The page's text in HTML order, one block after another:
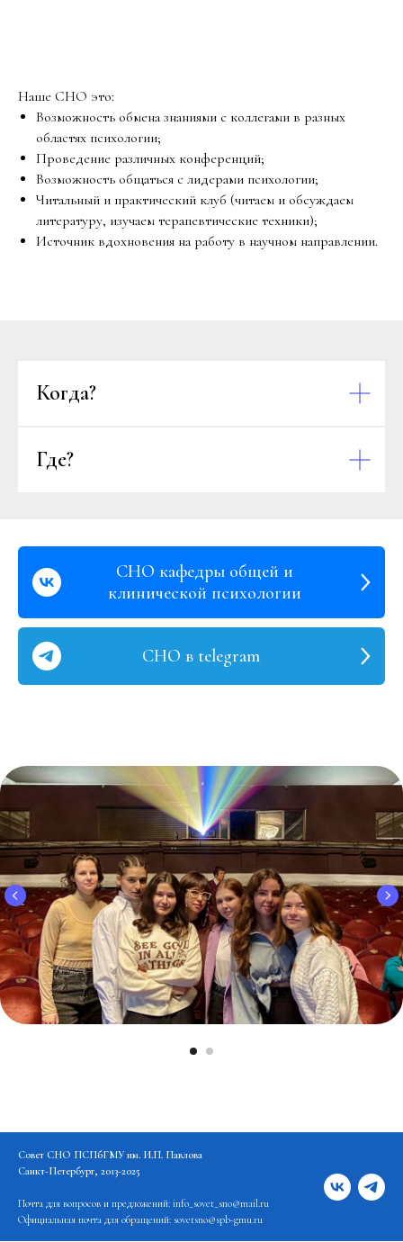
Наше СНО это:
Возможность обмена знаниями с коллегами в разных
областях психологии;
Проведение различных конференций;
Возможность общаться с лидерами психологии;
Читальный и практический клуб (читаем и обсуждаем
литературу, изучаем терапевтические техники);
Источник вдохновения на работу в научном направлении.
Когда?
Где?
СНО кафедры общей и
клинической психологии
СНО в telegram
Совет СНО ПСПбГМУ им. И.П. Павлова
Санкт-Петербург, 2013-2025
Почта для вопросов и предложений: info_sovet_sno@mail.ru
Официальная почта для обращений: sovetsno@spb-gmu.ru